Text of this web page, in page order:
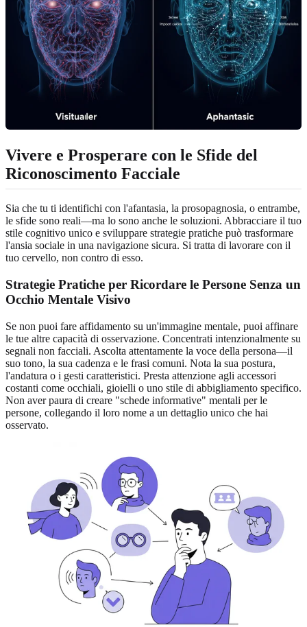
Vivere e Prosperare con le Sfide del
Riconoscimento Facciale
Sia che tu ti identifichi con l'afantasia, la prosopagnosia, o entrambe,
le sfide sono reali—ma lo sono anche le soluzioni. Abbracciare il tuo
stile cognitivo unico e sviluppare strategie pratiche può trasformare
l'ansia sociale in una navigazione sicura. Si tratta di lavorare con il
tuo cervello, non contro di esso.
Strategie Pratiche per Ricordare le Persone Senza un
Occhio Mentale Visivo
Se non puoi fare affidamento su un'immagine mentale, puoi affinare
le tue altre capacità di osservazione. Concentrati intenzionalmente su
segnali non facciali. Ascolta attentamente la voce della persona—il
suo tono, la sua cadenza e le frasi comuni. Nota la sua postura,
l'andatura o i gesti caratteristici. Presta attenzione agli accessori
costanti come occhiali, gioielli o uno stile di abbigliamento specifico.
Non aver paura di creare "schede informative" mentali per le
persone, collegando il loro nome a un dettaglio unico che hai
osservato.